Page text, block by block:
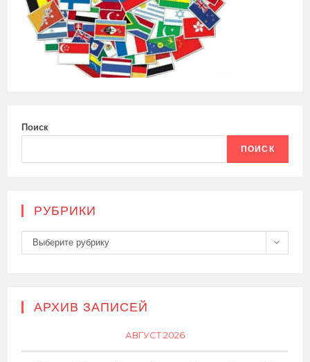
Поиск
ПОИСК
РУБРИКИ
Рубрики
Выберите рубрику
АРХИВ ЗАПИСЕЙ
АВГУСТ 2026